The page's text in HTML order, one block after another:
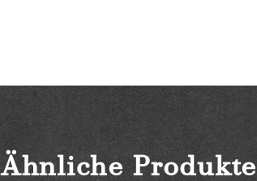
Ähnliche Produkte